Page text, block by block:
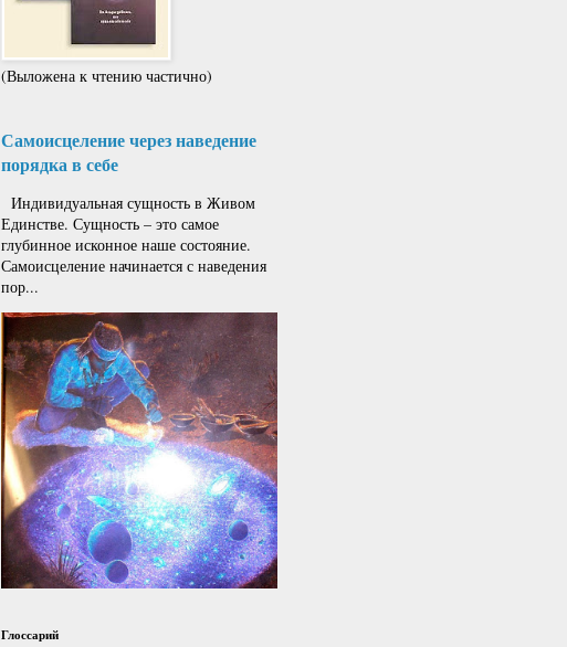
(Выложена к чтению частично)
Самоисцеление через наведение
порядка в себе
Индивидуальная сущность в Живом
Единстве. Сущность – это самое
глубинное исконное наше состояние.
Самоисцеление начинается с наведения
пор...
Глоссарий